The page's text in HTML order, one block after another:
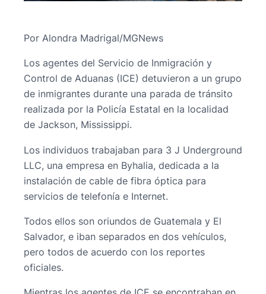
Por Alondra Madrigal/MGNews
Los agentes del Servicio de Inmigración y
Control de Aduanas (ICE) detuvieron a un grupo
de inmigrantes durante una parada de tránsito
realizada por la Policía Estatal en la localidad
de Jackson, Mississippi.
Los individuos trabajaban para 3 J Underground
LLC, una empresa en Byhalia, dedicada a la
instalación de cable de fibra óptica para
servicios de telefonía e Internet.
Todos ellos son oriundos de Guatemala y El
Salvador, e iban separados en dos vehículos,
pero todos de acuerdo con los reportes
oficiales.